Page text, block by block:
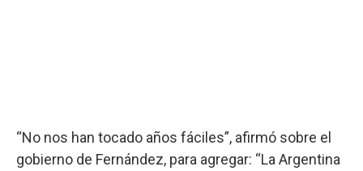
“No nos han tocado años fáciles”, afirmó sobre el
gobierno de Fernández, para agregar: “La Argentina